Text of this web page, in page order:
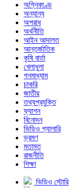
অগ্নিকাণ্ড
অন্যান্য
অপরাধ
অর্থনীতি
আইন আদালত
আন্তর্জাতিক
কৃষি বার্তা
খেলাধুলা
গনমাধ্যাম
চাকরি
জাতীয়
তথ্যপ্রযুক্তি
ফ্যাশন
বিনোদন
ভিডিও গ্যালারি
ভ্রমণ
মতামত
রাজনীতি
শিক্ষা
ভিডিও স্টোরি